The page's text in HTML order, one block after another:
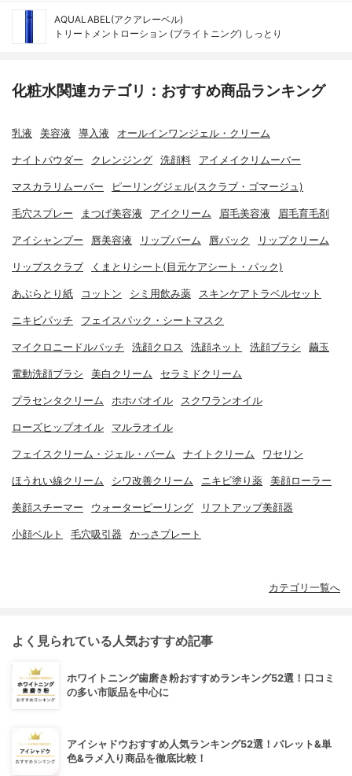
AQUALABEL(アクアレーベル)
トリートメントローション (ブライトニング) しっとり
化粧水関連カテゴリ：おすすめ商品ランキング
乳液 美容液 導入液 オールインワンジェル・クリーム
ナイトパウダー クレンジング 洗顔料 アイメイクリムーバー
マスカラリムーバー ピーリングジェル(スクラブ・ゴマージュ)
毛穴スプレー まつげ美容液 アイクリーム 眉毛美容液 眉毛育毛剤
アイシャンプー 唇美容液 リップバーム 唇パック リップクリーム
リップスクラブ くまとりシート(目元ケアシート・パック)
あぶらとり紙 コットン シミ用飲み薬 スキンケアトラベルセット
ニキビパッチ フェイスパック・シートマスク
マイクロニードルパッチ 洗顔クロス 洗顔ネット 洗顔ブラシ 繭玉
電動洗顔ブラシ 美白クリーム セラミドクリーム
プラセンタクリーム ホホバオイル スクワランオイル
ローズヒップオイル マルラオイル
フェイスクリーム・ジェル・バーム ナイトクリーム ワセリン
ほうれい線クリーム シワ改善クリーム ニキビ塗り薬 美顔ローラー
美顔スチーマー ウォーターピーリング リフトアップ美顔器
小顔ベルト 毛穴吸引器 かっさプレート
カテゴリ一覧へ
よく見られている人気おすすめ記事
ホワイトニング歯磨き粉おすすめランキング52選！口コミ
の多い市販品を中心に
アイシャドウおすすめ人気ランキング52選！パレット&単
色&ラメ入り商品を徹底比較！